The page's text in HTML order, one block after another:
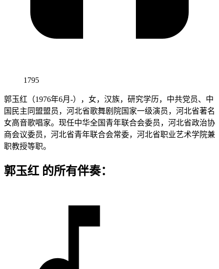
1795
郭玉红（1976年6月-），女，汉族，研究学历，中共党员、中
国民主同盟盟员，河北省歌舞剧院国家一级演员，河北省著名
女高音歌唱家。现任中华全国青年联合会委员，河北省政治协
商会议委员，河北省青年联合会常委，河北省职业艺术学院兼
职教授等职。
郭玉红 的所有伴奏：